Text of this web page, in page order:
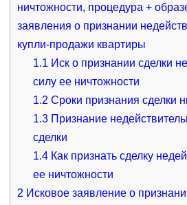
ничтожности, процедура +
заявления о признании
купли-продажи квартиры
1.1 Иск о признании сделки
силу ее ничтожности
1.2 Сроки признания сделки
1.3 Признание
сделки
1.4 Как признать сделку
ее ничтожности
2 Исковое заявление о